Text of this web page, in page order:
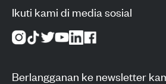
Ikuti kami di media sosial
Berlangganan ke newsletter